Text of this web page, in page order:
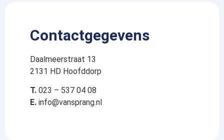
Contactgegevens
Daalmeerstraat 13
2131 HD Hoofddorp
T. 023 – 537 04 08
E. info@vansprang.nl